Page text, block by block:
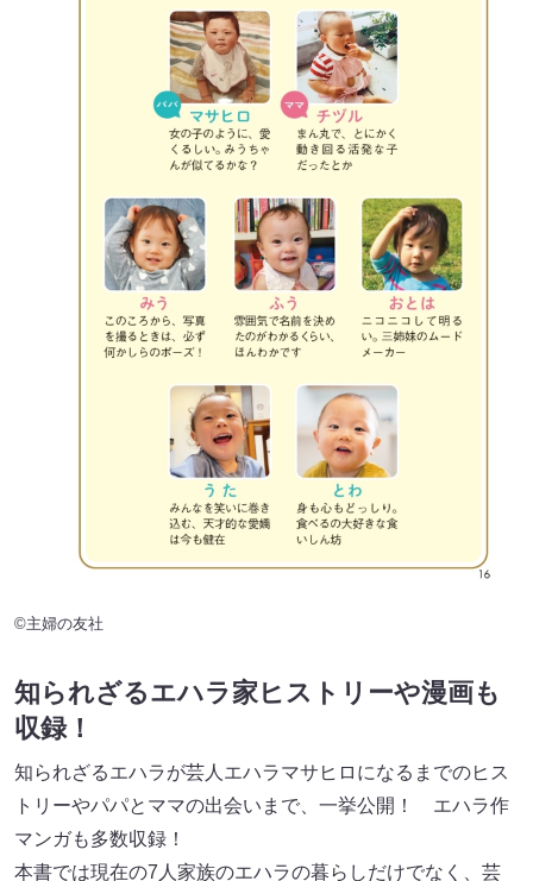
©主婦の友社
知られざるエハラ家ヒストリーや漫画も
収録！
知られざるエハラが芸人エハラマサヒロになるまでのヒス
トリーやパパとママの出会いまで、一挙公開！ エハラ作
マンガも多数収録！
本書では現在の7人家族のエハラの暮らしだけでなく、芸